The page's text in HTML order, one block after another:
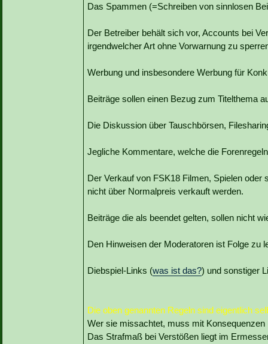
Das Spammen (=Schreiben von sinnlosen
Der Betreiber behält sich vor, Accounts bei
irgendwelcher Art ohne Vorwarnung zu
Werbung und insbesondere Werbung für
Beiträge sollen einen Bezug zum Titelthema
Die Diskussion über Tauschbörsen,
Jegliche Kommentare, welche die
Der Verkauf von FSK18 Filmen, Spielen
nicht über Normalpreis verkauft werden.
Beiträge die als beendet gelten, sollen nicht
Den Hinweisen der Moderatoren ist Folge zu
Diebspiel-Links (was ist das?) und sonstiger
Die oben genannten Regeln sind eigentlich
Wer sie missachtet, muss mit
Das Strafmaß bei Verstößen liegt im